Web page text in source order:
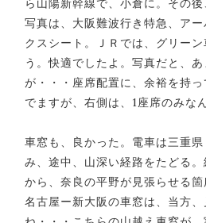
ら山陽新幹線で、小倉に。その後
写真は、大阪難波行き特急、ア
クスシート。ＪＲでは、グリー
う。快適でしたよ。写真だと、
が・・・座席配置に、余裕を持
でますが、右側は、1座席のみな
車窓も、良かった。電車は三重
み、途中、山深い経路をたどる
から、奈良の平野が見張らせる
名古屋ー新大阪の車窓は、当方